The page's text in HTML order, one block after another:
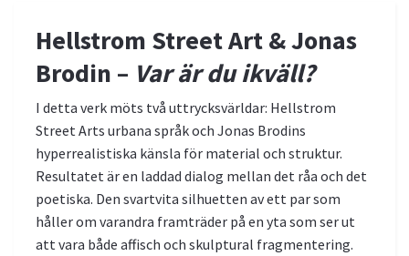
Hellstrom Street Art & Jonas
Brodin – Var är du ikväll?
I detta verk möts två uttrycksvärldar: Hellstrom
Street Arts urbana språk och Jonas Brodins
hyperrealistiska känsla för material och struktur.
Resultatet är en laddad dialog mellan det råa och det
poetiska. Den svartvita silhuetten av ett par som
håller om varandra framträder på en yta som ser ut
att vara både affisch och skulptural fragmentering.